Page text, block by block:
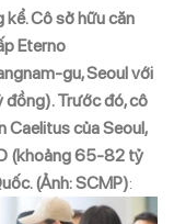
Cô sở hữu căn
Eterno
gu, Seoul với
đồng). Trước đó, cô
Caelitus của Seoul,
(khoảng 65-82 tỷ
(Ảnh: SCMP):